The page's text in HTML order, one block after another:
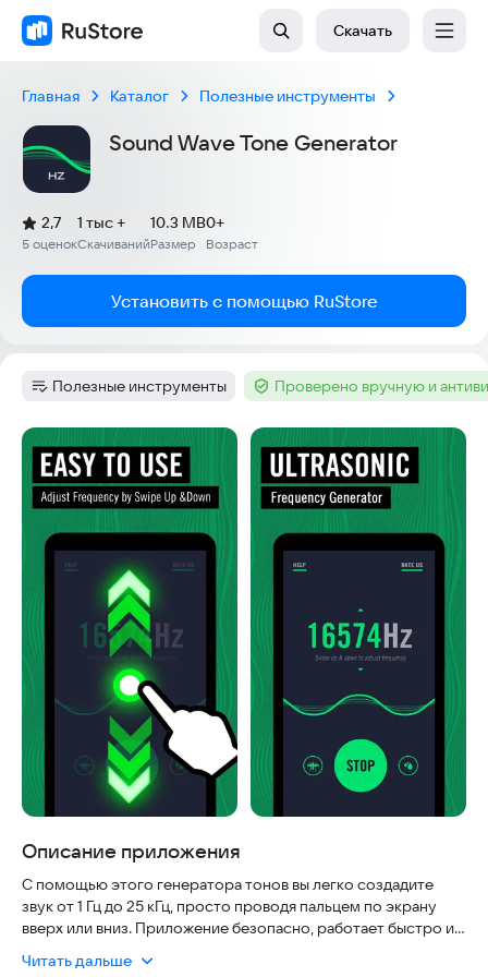
Скачать
Главная Каталог Полезные инструменты
Sound Wave Tone Generator
Рейтинг:
2,7
(
5 оценок
)
Скачиваний
1 тыс +
Размер
10.3 MB
Возраст
0+
Установить с помощью RuStore
Категория:
Полезные инструменты Тег :Проверено вручную и
Скриншоты
Описание приложения
С помощью этого генератора тонов вы легко создадите
звук от 1 Гц до 25 кГц, просто проводя пальцем по экрану
вверх или вниз. Приложение безопасно, работает быстро и
полезны в жизни: они могут быть навязчивыми, что
Читать дальше